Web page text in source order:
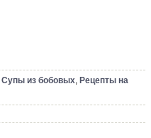
Супы из бобовых, Рецепты на